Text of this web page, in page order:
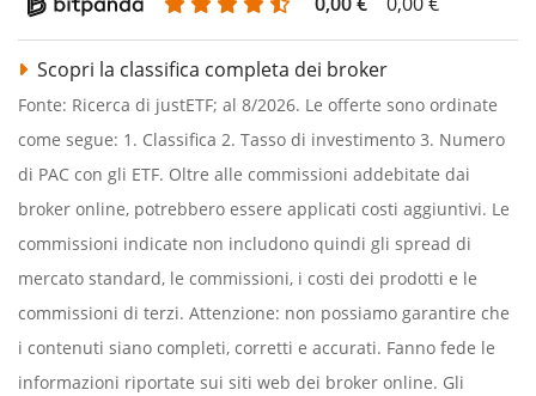
Scopri la classifica completa dei broker
Fonte: Ricerca di justETF; al 8/2026. Le offerte sono ordinate
come segue: 1. Classifica 2. Tasso di investimento 3. Numero
di PAC con gli ETF. Oltre alle commissioni addebitate dai
broker online, potrebbero essere applicati costi aggiuntivi. Le
commissioni indicate non includono quindi gli spread di
mercato standard, le commissioni, i costi dei prodotti e le
commissioni di terzi. Attenzione: non possiamo garantire che
i contenuti siano completi, corretti e accurati. Fanno fede le
informazioni riportate sui siti web dei broker online. Gli